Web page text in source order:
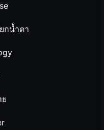
กน้ำตา